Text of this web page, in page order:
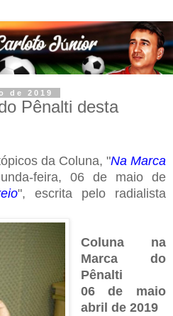
de 2019
Pênalti desta
da Coluna, "Na Marca
feira, 06 de maio de
", escrita pelo radialista
Coluna na
Marca do
Pênalti
06 de maio
abril de 2019